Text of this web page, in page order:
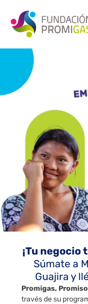
¡Tu negocio
Súmate a
Guajira y
Promigas,
través de su